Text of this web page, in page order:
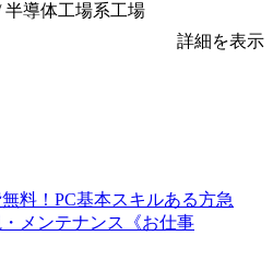
半導体工場系工場
詳細を表示